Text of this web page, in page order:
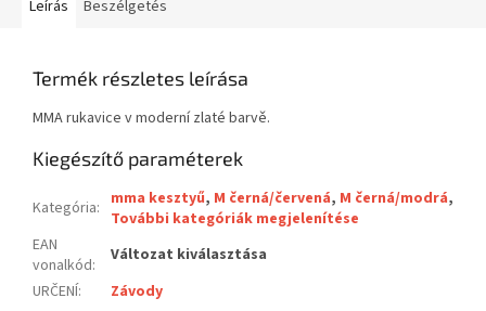
Leírás Beszélgetés
Termék részletes leírása
MMA rukavice v moderní zlaté barvě.
Kiegészítő paraméterek
Kategória: mma kesztyű, M černá/červená, M černá/modrá,
További kategóriák megjelenítése
EAN
vonalkód:
Változat kiválasztása
URČENÍ: Závody